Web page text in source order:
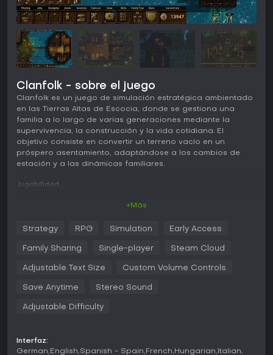
Clanfolk - sobre el juego
Clanfolk es un juego de simulación estratégica ambientado
en las Tierras Altas de Escocia, donde se gestiona una
familia a lo largo de varias generaciones mediante la
supervivencia, la construcción y la vida cotidiana. El
objetivo consiste en convertir un terreno vacío en un
próspero asentamiento, adaptándose a los cambios de
estación y a las dinámicas familiares.
Jugabilidad
y juncos, que permiten desbloquear nuevas opciones de
fabricación y técnicas de construcción. Cada miembro de
pesca, la caza, la cocina y la artesanía, y cuenta con
su rendimiento.
Las estaciones marcan el ritmo de la partida. El verano
comida y construir refugios. La calidad del suelo, los
efectos del clima como la lluvia o las heladas y las
+Más
Strategy RPG Simulation Early Access
Family Sharing Single-player Steam Cloud
Adjustable Text Size Custom Volume Controls
Save Anytime Stereo Sound
Adjustable Difficulty
Interfaz:
German English Spanish - Spain French Hungarian Italian